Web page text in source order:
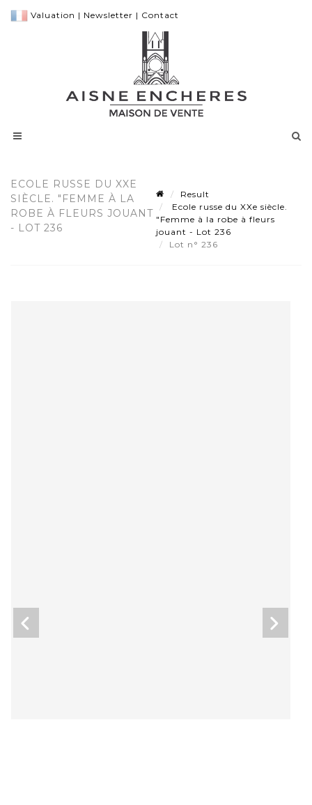
Valuation | Newsletter | Contact
ECOLE RUSSE DU XXE
SIÈCLE. "FEMME À LA
ROBE À FLEURS JOUANT
- LOT 236
Result
Ecole russe du XXe siècle.
"Femme à la robe à fleurs
jouant - Lot 236
Lot n° 236